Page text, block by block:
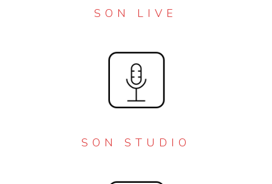
SON LIVE
SON STUDIO